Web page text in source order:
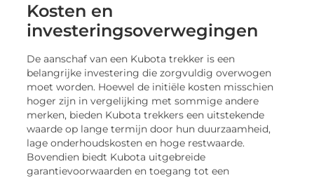
Kosten en
investeringsoverwegingen
De aanschaf van een Kubota trekker is een
belangrijke investering die zorgvuldig overwogen
moet worden. Hoewel de initiële kosten misschien
hoger zijn in vergelijking met sommige andere
merken, bieden Kubota trekkers een uitstekende
waarde op lange termijn door hun duurzaamheid,
lage onderhoudskosten en hoge restwaarde.
Bovendien biedt Kubota uitgebreide
garantievoorwaarden en toegang tot een